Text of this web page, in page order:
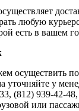
любую
есть в вашем
осуществить
уточняйте у
(812) 939-42-48,
или